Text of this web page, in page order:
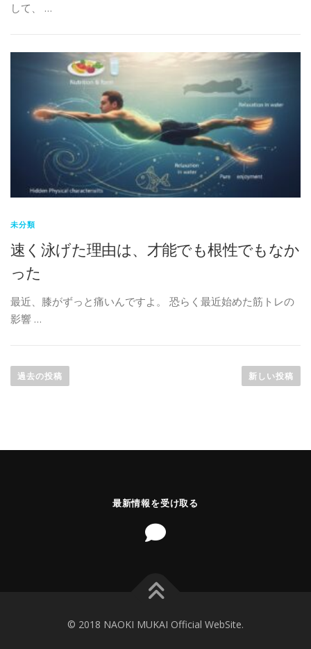
して、 …
未分類
速く泳げた理由は、才能でも根性でもなか
った
最近、膝がずっと痛いんですよ。 恐らく最近始めた筋トレの
影響 …
稿
ナ
過去の投稿 新しい投稿
最新情報を受け取る
© 2018 NAOKI MUKAI Official WebSite.